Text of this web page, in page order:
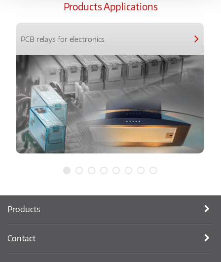
Products Applications
PCB relays for electronics
Products
Contact